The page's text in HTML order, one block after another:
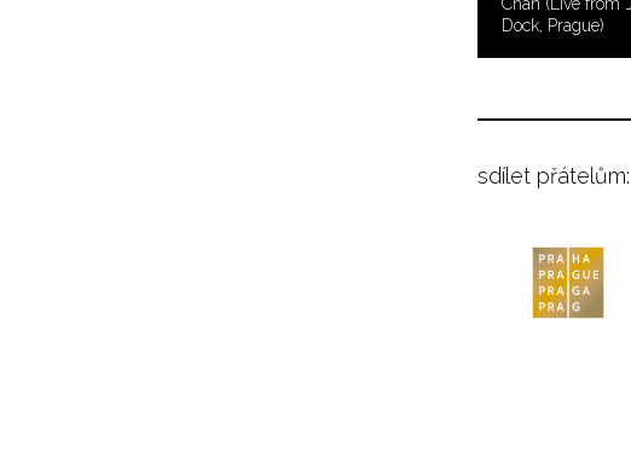
Dock, Prague)
sdílet přátelům: